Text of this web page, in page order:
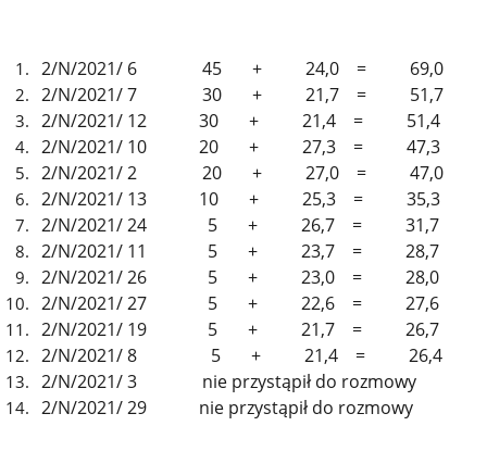
2/N/2021/ 6 45 + 24,0 = 69,0
2/N/2021/ 7 30 + 21,7 = 51,7
2/N/2021/ 12 30 + 21,4 = 51,4
2/N/2021/ 10 20 + 27,3 = 47,3
2/N/2021/ 2 20 + 27,0 = 47,0
2/N/2021/ 13 10 + 25,3 = 35,3
2/N/2021/ 24 5 + 26,7 = 31,7
2/N/2021/ 11 5 + 23,7 = 28,7
2/N/2021/ 26 5 + 23,0 = 28,0
2/N/2021/ 27 5 + 22,6 = 27,6
2/N/2021/ 19 5 + 21,7 = 26,7
2/N/2021/ 8 5 + 21,4 = 26,4
2/N/2021/ 3 nie przystąpił do rozmowy
2/N/2021/ 29 nie przystąpił do rozmowy